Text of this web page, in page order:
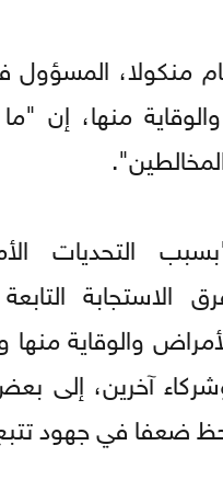
منكولا، المسؤول
منها، إن
التحديات
الاستجابة
والوقاية
آخرين، إلى
ضعفا في جهود